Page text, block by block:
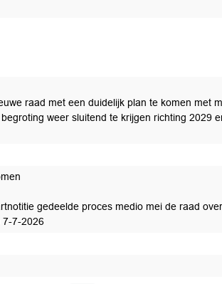
raad met een duidelijk plan te komen met
weer sluitend te krijgen richting 2029
gedeelde proces medio mei de raad
7-7-2026